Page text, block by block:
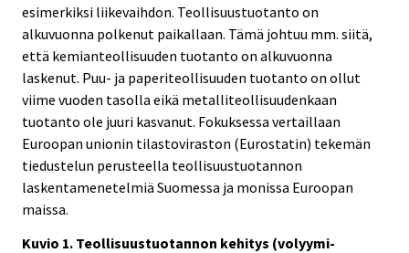
esimerkiksi liikevaihdon. Teollisuustuotanto on
alkuvuonna polkenut paikallaan. Tämä johtuu mm. siitä,
että kemianteollisuuden tuotanto on alkuvuonna
laskenut. Puu- ja paperiteollisuuden tuotanto on ollut
viime vuoden tasolla eikä metalliteollisuudenkaan
tuotanto ole juuri kasvanut. Fokuksessa vertaillaan
Euroopan unionin tilastoviraston (Eurostatin) tekemän
tiedustelun perusteella teollisuustuotannon
laskentamenetelmiä Suomessa ja monissa Euroopan
maissa.
Kuvio 1. Teollisuustuotannon kehitys (volyymi-